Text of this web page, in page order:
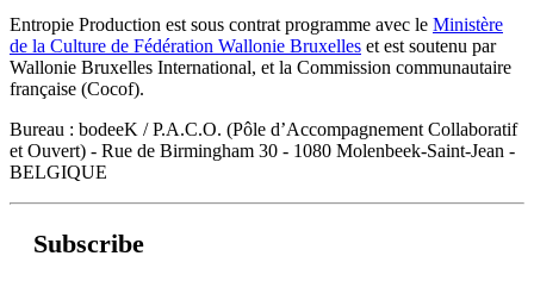
Entropie Production est sous contrat programme avec le Ministère
de la Culture de Fédération Wallonie Bruxelles et est soutenu par
Wallonie Bruxelles International, et la Commission communautaire
française (Cocof).
Bureau : bodeeK / P.A.C.O. (Pôle d’Accompagnement Collaboratif
et Ouvert) - Rue de Birmingham 30 - 1080 Molenbeek-Saint-Jean -
BELGIQUE
Subscribe